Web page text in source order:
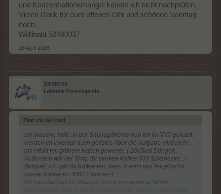
und Konzentrationsmangel konnte ich nicht nachprüfen.
Vielen Dank für euer offenes Ohr und schönen Sonntag
noch.
Willlibald 52480037
26 April 2026
bestens
Lebende Forenlegende
Zitat von Willlibald: ↑
ich brauche Hilfe: in der Smaragdhöhle hab ich 6x TNT gekauft,
werden im Inventar auch gelistet. Aber die Aufgabe wird nicht
als erfüllt mit grünem Haken gewertet. ( 20xSusi Dünger).
Außerdem will der Shop für starken Kaffee 800 Spitzhacke...(
Beispiel: ich geb 8x Kaffee ein, dann kommt das Angebot 5x
starker Kaffee für 4000 Pflanzen.)
Ich hab das Gefühl, dass ich schon ein paarmal falsch